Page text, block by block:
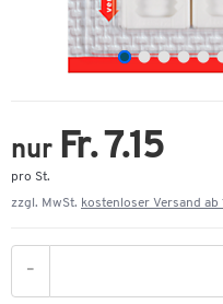
nur Fr. 7.15
pro St.
zzgl. MwSt. kostenloser Versand ab
-